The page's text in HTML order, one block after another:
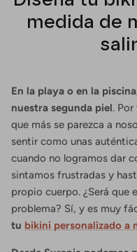
medida de
En la playa o en la
nuestra segunda piel.
que más se parezca a
sentir como unas
cuando no logramos dar
sintamos frustradas y
propio cuerpo. ¿Será que
problema? Sí, y es muy
tu bikini personalizado a